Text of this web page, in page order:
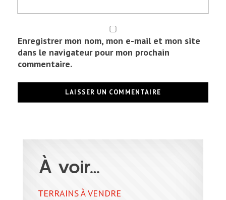
Enregistrer mon nom, mon e-mail et mon site
dans le navigateur pour mon prochain
commentaire.
À voir…
TERRAINS À VENDRE